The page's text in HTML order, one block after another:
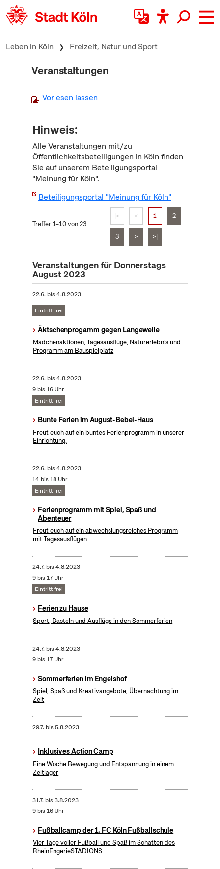
zum Inhalt springen
Leben in Köln Freizeit, Natur und Sport
Veranstaltungen
Vorlesen lassen
Hinweis:
Alle Veranstaltungen mit/zu
Öffentlichkeitsbeteiligungen in Köln finden
Sie auf unserem Beteiligungsportal
"Meinung für Köln".
Beteiligungsportal "Meinung für Köln"
Treffer 1–10 von 23
|< < 1 2
3 > >|
Veranstaltungen für Donnerstags
August 2023
22.6. bis4.8.2023
Eintritt frei
Äktschenprogamm gegen Langeweile
Mädchenaktionen, Tagesausflüge, Naturerlebnis und
Programm am Bauspielplatz
22.6. bis4.8.2023
9 bis 16 Uhr
Eintritt frei
Bunte Ferien im August-Bebel-Haus
Freut euch auf ein buntes Ferienprogramm in unserer
Einrichtung.
22.6. bis4.8.2023
14 bis 18 Uhr
Eintritt frei
Ferienprogramm mit Spiel, Spaß und
Abenteuer
Freut euch auf ein abwechslungsreiches Programm
mit Tagesausflügen
24.7. bis4.8.2023
9 bis 17 Uhr
Eintritt frei
Ferien zu Hause
Sport, Basteln und Ausflüge in den Sommerferien
24.7. bis4.8.2023
9 bis 17 Uhr
Sommerferien im Engelshof
Spiel, Spaß und Kreativangebote, Übernachtung im
Zelt
29.7. bis5.8.2023
Inklusives Action Camp
Eine Woche Bewegung und Entspannung in einem
Zeltlager
31.7. bis3.8.2023
9 bis 16 Uhr
Fußballcamp der 1. FC Köln Fußballschule
Vier Tage voller Fußball und Spaß im Schatten des
RheinEngerieSTADIONS